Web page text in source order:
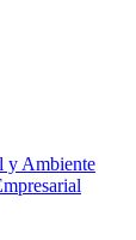
y Ambiente